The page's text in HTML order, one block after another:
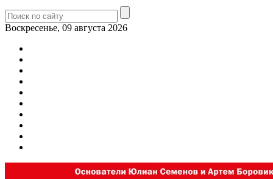
Воскресенье, 09 августа 2026